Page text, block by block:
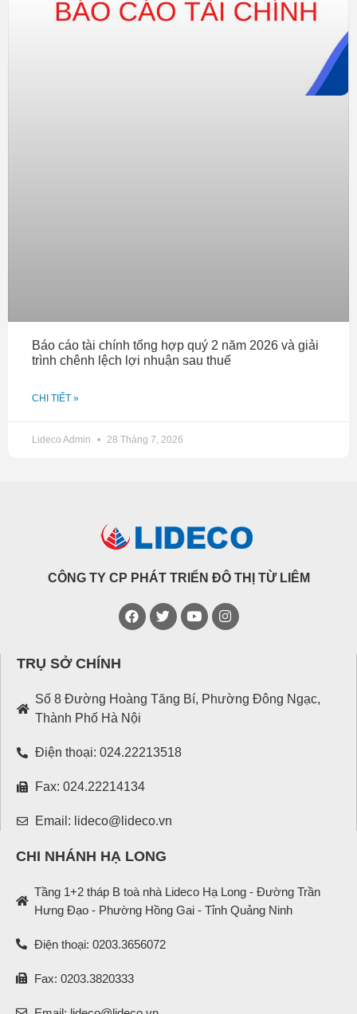
Báo cáo tài chính tổng hợp quý 2 năm 2026 và giải
trình chênh lệch lợi nhuận sau thuế
CHI TIẾT »
Lideco Admin 28 Tháng 7, 2026
CÔNG TY CP PHÁT TRIỂN ĐÔ THỊ TỪ LIÊM
TRỤ SỞ CHÍNH
Số 8 Đường Hoàng Tăng Bí, Phường Đông Ngạc,
Thành Phố Hà Nội
Điện thoại: 024.22213518
Fax: 024.22214134
Email: lideco@lideco.vn
CHI NHÁNH HẠ LONG
Tầng 1+2 tháp B toà nhà Lideco Hạ Long - Đường Trần
Hưng Đạo - Phường Hồng Gai - Tỉnh Quảng Ninh
Điện thoại: 0203.3656072
Fax: 0203.3820333